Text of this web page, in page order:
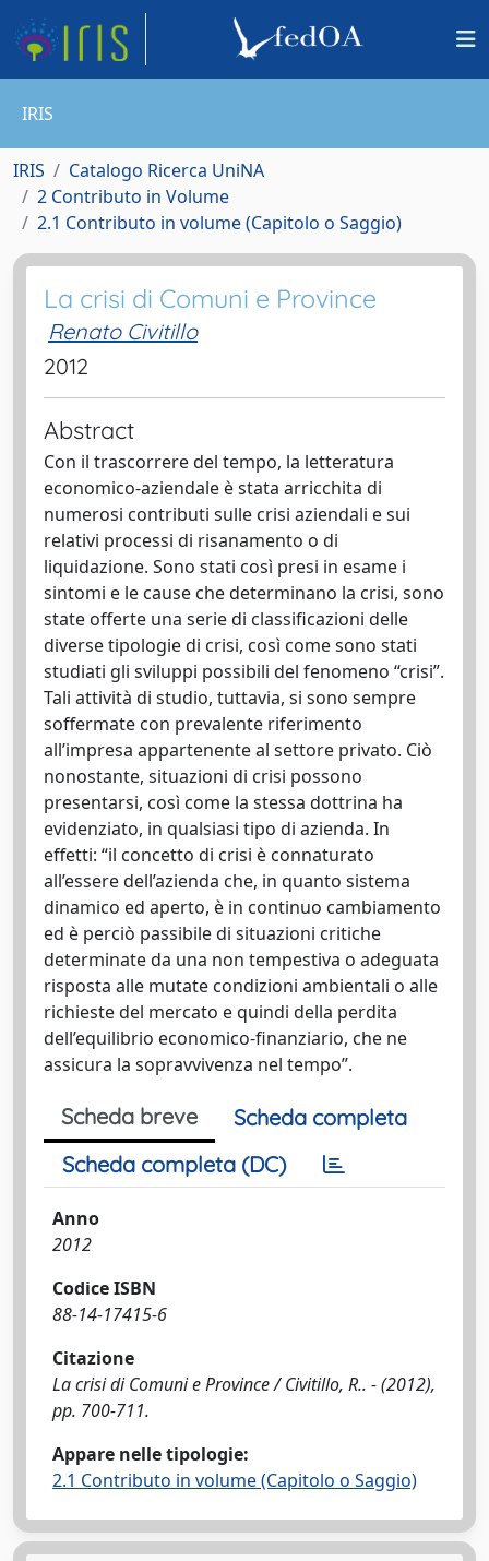
IRIS
IRIS
Catalogo Ricerca UniNA
2 Contributo in Volume
2.1 Contributo in volume (Capitolo o Saggio)
La crisi di Comuni e Province
Renato Civitillo
2012
Abstract
Con il trascorrere del tempo, la letteratura
economico-aziendale è stata arricchita di
numerosi contributi sulle crisi aziendali e sui
relativi processi di risanamento o di
liquidazione. Sono stati così presi in esame i
sintomi e le cause che determinano la crisi, sono
state offerte una serie di classificazioni delle
diverse tipologie di crisi, così come sono stati
studiati gli sviluppi possibili del fenomeno “crisi”.
Tali attività di studio, tuttavia, si sono sempre
soffermate con prevalente riferimento
all’impresa appartenente al settore privato. Ciò
nonostante, situazioni di crisi possono
presentarsi, così come la stessa dottrina ha
evidenziato, in qualsiasi tipo di azienda. In
effetti: “il concetto di crisi è connaturato
all’essere dell’azienda che, in quanto sistema
dinamico ed aperto, è in continuo cambiamento
ed è perciò passibile di situazioni critiche
determinate da una non tempestiva o adeguata
risposta alle mutate condizioni ambientali o alle
richieste del mercato e quindi della perdita
dell’equilibrio economico-finanziario, che ne
assicura la sopravvivenza nel tempo”.
Scheda breve
Scheda completa
Scheda completa (DC)
Anno
2012
Codice ISBN
88-14-17415-6
Citazione
La crisi di Comuni e Province / Civitillo, R.. - (2012),
pp. 700-711.
Appare nelle tipologie:
2.1 Contributo in volume (Capitolo o Saggio)